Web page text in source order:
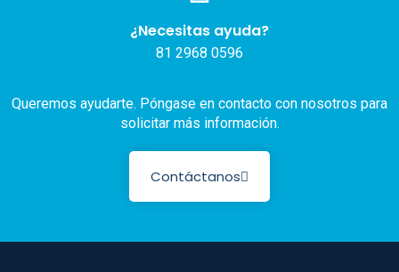
¿Necesitas ayuda?
81 2968 0596
Queremos ayudarte. Póngase en contacto con nosotros para
solicitar más información.
Contáctanos